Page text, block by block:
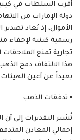
أقرت السلطات في
دولة الإمارات من
الأموال، إذ يُعاد
رسمية كينية لإخفاء
تجارية تمنع
هذا الالتفاف دمج
بعيداً عن أعين الهيئات
​▪️ تدفقات الذهب
إجمالي المعادن